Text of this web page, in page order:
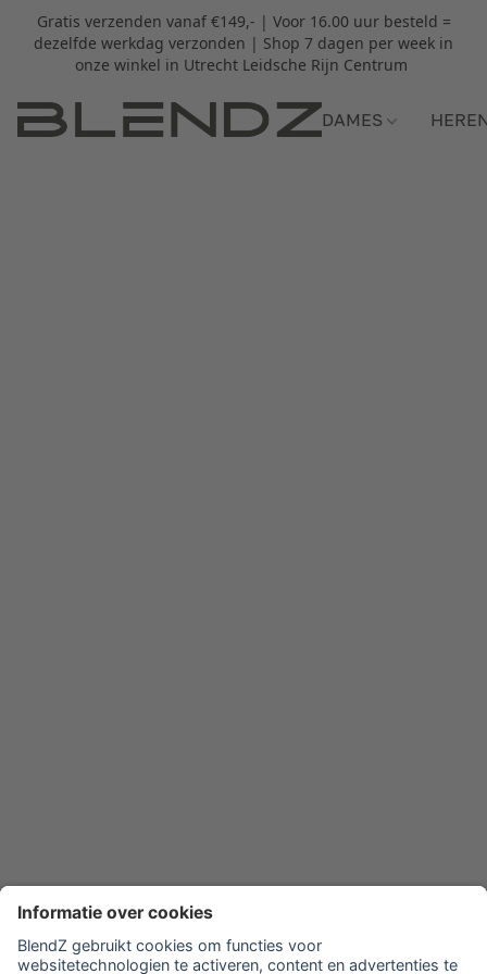
Gratis verzenden vanaf €149,- | Voor 16.00 uur besteld =
dezelfde werkdag verzonden | Shop 7 dagen per week in
onze winkel in Utrecht Leidsche Rijn Centrum
DAMES